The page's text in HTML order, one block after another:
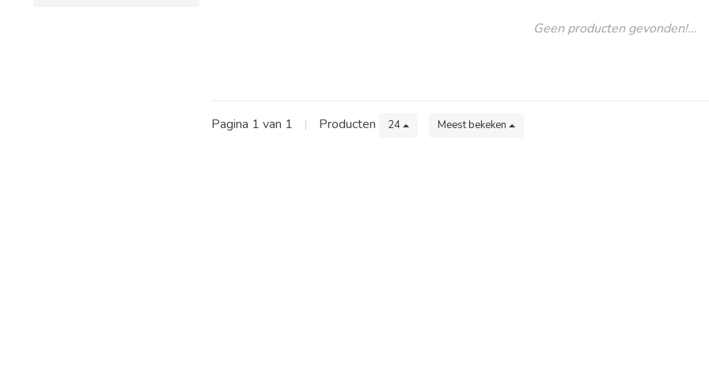
Geen producten gevonden!...
Pagina 1 van 1 | Producten 24 Meest bekeken